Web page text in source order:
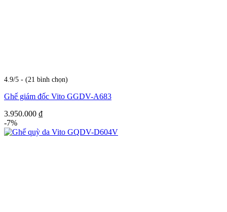
4.9/5 - (21 bình chọn)
Ghế giám đốc Vito GGDV-A683
3.950.000 ₫
-7%